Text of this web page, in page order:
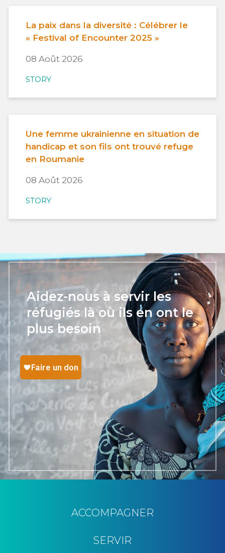
La paix dans la diversité : Célébrer le
« Festival of Encounter 2025 »
08 Août 2026
STORY
Une femme ukrainienne en situation de
handicap et son fils ont trouvé refuge
en Roumanie
08 Août 2026
STORY
Aidez-nous à servir les
réfugiés là où ils en ont le
plus besoin
ACCOMPAGNER
SERVIR